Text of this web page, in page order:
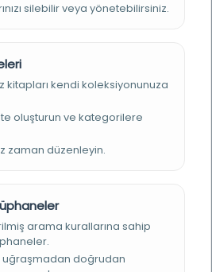
Yazma Eserler Kurumu Başkanlığı
Kastamonu Halk Kütüphanesi
başları ve asıl metin üstü kırmızı zencirekli,
salbek şemseli, kahverengi meşin ciltli.
silebilir veya yönetebilirsiniz.
kitapları kendi koleksiyonunuza
oluşturun ve kategorilere
zaman düzenleyin.
arama kurallarına sahip
uğraşmadan doğrudan